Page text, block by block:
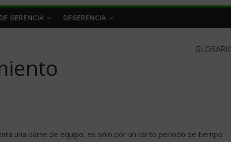
GERENCIA DEGERENCIA
una parte de equipo, es sólo por un corto período de tiempo